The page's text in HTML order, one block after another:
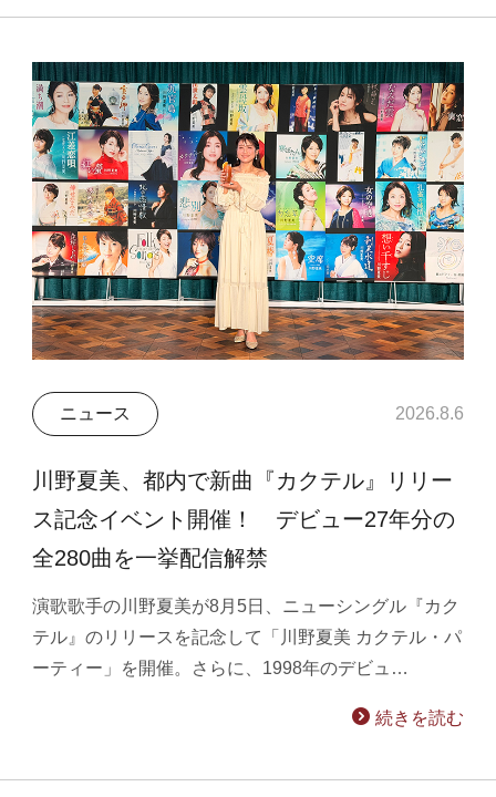
ニュース 2026.8.6
川野夏美、都内で新曲『カクテル』リリー
ス記念イベント開催！ デビュー27年分の
全280曲を一挙配信解禁
演歌歌手の川野夏美が8月5日、ニューシングル『カク
テル』のリリースを記念して「川野夏美 カクテル・パ
ーティー」を開催。さらに、1998年のデビュ…
続きを読む